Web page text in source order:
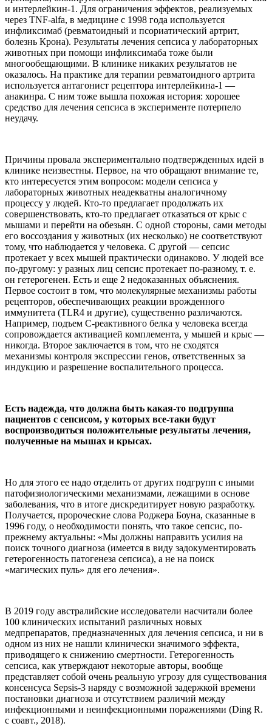
и интерлейкин-1. Для ограничения эффектов, реализуемых
через TNF-alfa, в медицине с 1998 года используется
инфликсимаб (ревматоидный и псориатический артрит,
болезнь Крона). Результаты лечения сепсиса у лабораторных
животных при помощи инфликсимаба тоже были
многообещающими. В клинике никаких результатов не
оказалось. На практике для терапии ревматоидного артрита
используется антагонист рецептора интерлейкина-1 —
анакинра. С ним тоже вышла похожая история: хорошее
средство для лечения сепсиса в эксперименте потерпело
неудачу.
Причины провала экспериментально подтвержденных идей в
клинике неизвестны. Первое, на что обращают внимание те,
кто интересуется этим вопросом: модели сепсиса у
лабораторных животных неадекватны аналогичному
процессу у людей. Кто-то предлагает продолжать их
совершенствовать, кто-то предлагает отказаться от крыс с
мышами и перейти на обезьян. С одной стороны, сами методы
его воссоздания у животных (их несколько) не соответствуют
тому, что наблюдается у человека. С другой — сепсис
протекает у всех мышей практически одинаково. У людей все
по-другому: у разных лиц сепсис протекает по-разному, т. е.
он гетерогенен. Есть и еще 2 недоказанных объяснения.
Первое состоит в том, что молекулярные механизмы работы
рецепторов, обеспечивающих реакции врожденного
иммунитета (TLR4 и другие), существенно различаются.
Например, подъем С-реактивного белка у человека всегда
сопровождается активацией комплемента, у мышей и крыс —
никогда. Второе заключается в том, что не сходятся
механизмы контроля экспрессии генов, ответственных за
индукцию и разрешение воспалительного процесса.
Есть надежда, что должна быть какая-то подгруппа
пациентов с сепсисом, у которых все-таки будут
воспроизводиться положительные результаты лечения,
полученные на мышах и крысах.
Но для этого ее надо отделить от других подгрупп с иными
патофизиологическими механизмами, лежащими в основе
заболевания, что в итоге дискредитирует новую разработку.
Получается, пророческие слова Роджера Боуна, сказанные в
1996 году, о необходимости понять, что такое сепсис, по-
прежнему актуальны: «Мы должны направить усилия на
поиск точного диагноза (имеется в виду задокументировать
гетерогенность патогенеза сепсиса), а не на поиск
«магических пуль» для его лечения».
В 2019 году австралийские исследователи насчитали более
100 клинических испытаний различных новых
медпрепаратов, предназначенных для лечения сепсиса, и ни в
одном из них не нашли клинически значимого эффекта,
приводящего к снижению смертности. Гетерогенность
сепсиса, как утверждают некоторые авторы, вообще
представляет собой очень реальную угрозу для существования
консенсуса Sepsis-3 наряду с возможной задержкой времени
постановки диагноза и отсутствием различий между
инфекционными и неинфекционными поражениями (Ding R.
с соавт., 2018).